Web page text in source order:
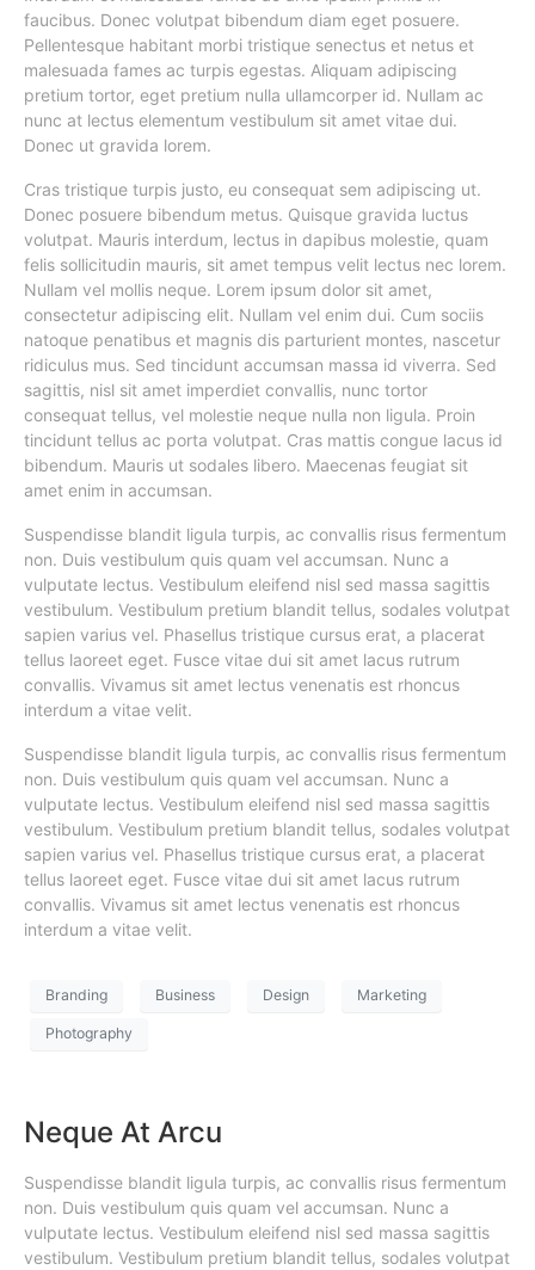
faucibus. Donec volutpat bibendum diam eget posuere.
Pellentesque habitant morbi tristique senectus et netus et
malesuada fames ac turpis egestas. Aliquam adipiscing
pretium tortor, eget pretium nulla ullamcorper id. Nullam ac
nunc at lectus elementum vestibulum sit amet vitae dui.
Donec ut gravida lorem.
Cras tristique turpis justo, eu consequat sem adipiscing ut.
Donec posuere bibendum metus. Quisque gravida luctus
volutpat. Mauris interdum, lectus in dapibus molestie, quam
felis sollicitudin mauris, sit amet tempus velit lectus nec lorem.
Nullam vel mollis neque. Lorem ipsum dolor sit amet,
consectetur adipiscing elit. Nullam vel enim dui. Cum sociis
natoque penatibus et magnis dis parturient montes, nascetur
ridiculus mus. Sed tincidunt accumsan massa id viverra. Sed
sagittis, nisl sit amet imperdiet convallis, nunc tortor
consequat tellus, vel molestie neque nulla non ligula. Proin
tincidunt tellus ac porta volutpat. Cras mattis congue lacus id
bibendum. Mauris ut sodales libero. Maecenas feugiat sit
amet enim in accumsan.
Suspendisse blandit ligula turpis, ac convallis risus fermentum
non. Duis vestibulum quis quam vel accumsan. Nunc a
vulputate lectus. Vestibulum eleifend nisl sed massa sagittis
vestibulum. Vestibulum pretium blandit tellus, sodales volutpat
sapien varius vel. Phasellus tristique cursus erat, a placerat
tellus laoreet eget. Fusce vitae dui sit amet lacus rutrum
convallis. Vivamus sit amet lectus venenatis est rhoncus
interdum a vitae velit.
Suspendisse blandit ligula turpis, ac convallis risus fermentum
non. Duis vestibulum quis quam vel accumsan. Nunc a
vulputate lectus. Vestibulum eleifend nisl sed massa sagittis
vestibulum. Vestibulum pretium blandit tellus, sodales volutpat
sapien varius vel. Phasellus tristique cursus erat, a placerat
tellus laoreet eget. Fusce vitae dui sit amet lacus rutrum
convallis. Vivamus sit amet lectus venenatis est rhoncus
interdum a vitae velit.
Branding Business Design Marketing
Photography
Neque At Arcu
Suspendisse blandit ligula turpis, ac convallis risus fermentum
non. Duis vestibulum quis quam vel accumsan. Nunc a
vulputate lectus. Vestibulum eleifend nisl sed massa sagittis
vestibulum. Vestibulum pretium blandit tellus, sodales volutpat